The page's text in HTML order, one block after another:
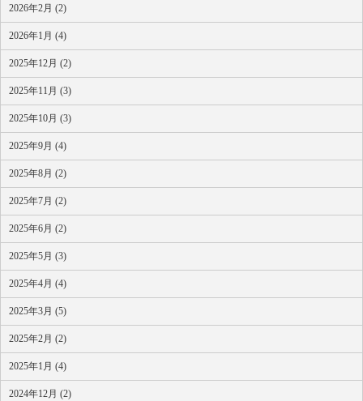
2026年2月 (2)
2026年1月 (4)
2025年12月 (2)
2025年11月 (3)
2025年10月 (3)
2025年9月 (4)
2025年8月 (2)
2025年7月 (2)
2025年6月 (2)
2025年5月 (3)
2025年4月 (4)
2025年3月 (5)
2025年2月 (2)
2025年1月 (4)
2024年12月 (2)